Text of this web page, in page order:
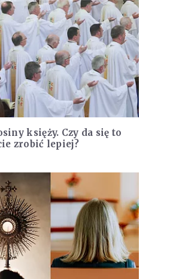
księży. Czy da się to
zrobić lepiej?